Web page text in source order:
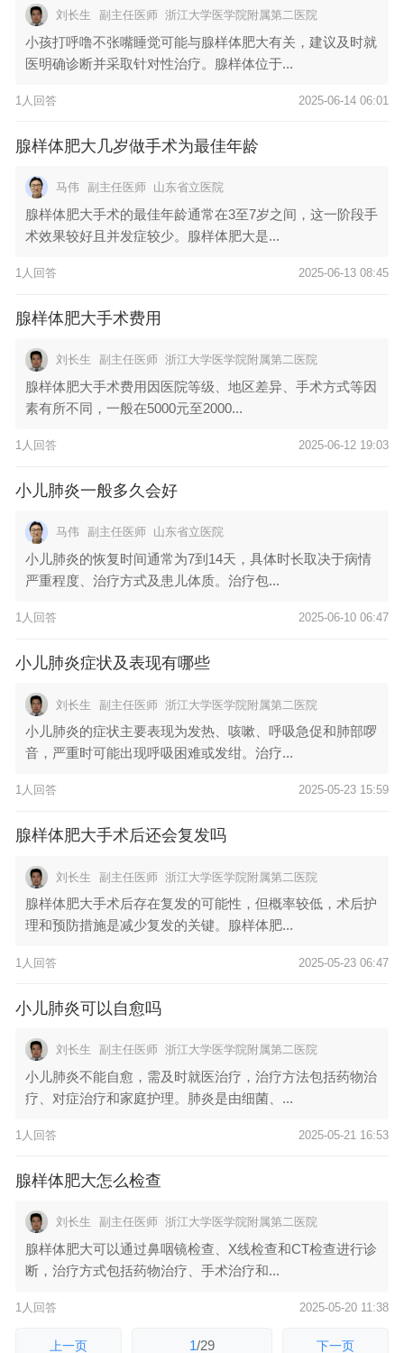
刘长生 副主任医师 浙江大学医学院附属第二医院
小孩打呼噜不张嘴睡觉可能与腺样体肥大有关，建议及时就
医明确诊断并采取针对性治疗。腺样体位于...
1人回答 2025-06-14 06:01
腺样体肥大几岁做手术为最佳年龄
马伟 副主任医师 山东省立医院
腺样体肥大手术的最佳年龄通常在3至7岁之间，这一阶段手
术效果较好且并发症较少。腺样体肥大是...
1人回答 2025-06-13 08:45
腺样体肥大手术费用
刘长生 副主任医师 浙江大学医学院附属第二医院
腺样体肥大手术费用因医院等级、地区差异、手术方式等因
素有所不同，一般在5000元至2000...
1人回答 2025-06-12 19:03
小儿肺炎一般多久会好
马伟 副主任医师 山东省立医院
小儿肺炎的恢复时间通常为7到14天，具体时长取决于病情
严重程度、治疗方式及患儿体质。治疗包...
1人回答 2025-06-10 06:47
小儿肺炎症状及表现有哪些
刘长生 副主任医师 浙江大学医学院附属第二医院
小儿肺炎的症状主要表现为发热、咳嗽、呼吸急促和肺部啰
音，严重时可能出现呼吸困难或发绀。治疗...
1人回答 2025-05-23 15:59
腺样体肥大手术后还会复发吗
刘长生 副主任医师 浙江大学医学院附属第二医院
腺样体肥大手术后存在复发的可能性，但概率较低，术后护
理和预防措施是减少复发的关键。腺样体肥...
1人回答 2025-05-23 06:47
小儿肺炎可以自愈吗
刘长生 副主任医师 浙江大学医学院附属第二医院
小儿肺炎不能自愈，需及时就医治疗，治疗方法包括药物治
疗、对症治疗和家庭护理。肺炎是由细菌、...
1人回答 2025-05-21 16:53
腺样体肥大怎么检查
刘长生 副主任医师 浙江大学医学院附属第二医院
腺样体肥大可以通过鼻咽镜检查、X线检查和CT检查进行诊
断，治疗方式包括药物治疗、手术治疗和...
1人回答 2025-05-20 11:38
上一页 1/29 下一页